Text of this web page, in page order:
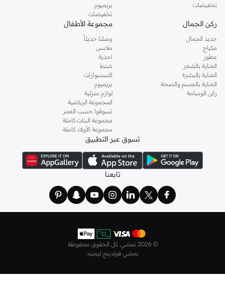
تخفيضات
بريميوم
تخفيضات
ركن الجمال
جديد الجمال
مكياج
عطور
العناية بالشعر
العناية بالبشرة
العناية بالجسم والصحة
ركن الوسامة
مجموعة الأطفال
وصلنا حديثاً
ملابس
احذية
شنط
اكسسوارات
بريميوم
لوازم منزلية
المجموعة الرياضية
تسوقوا حسب العمر
مجموعة البنات كاملة
مجموعة الأولاد كاملة
تسوق عبر التطبيق
تابعنا
© 2026 نمشي. كل الحقوق محفوظة
نمشي هولدينج ليميتد